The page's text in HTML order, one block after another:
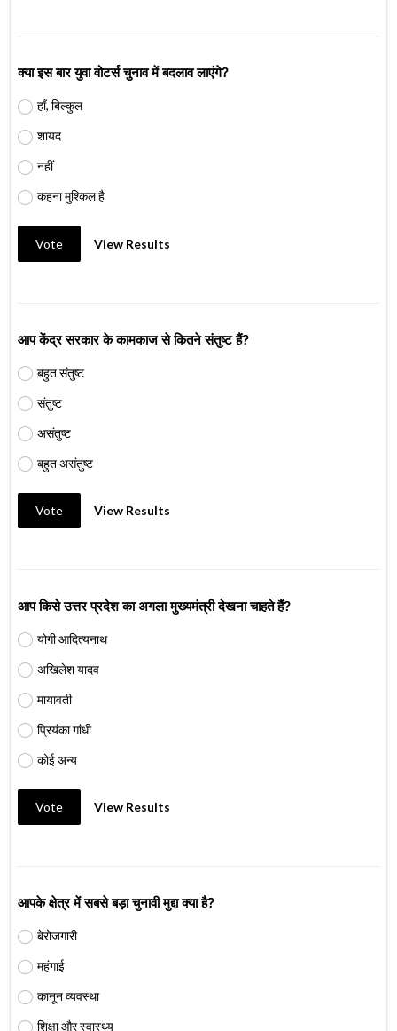
क्या इस बार युवा वोटर्स चुनाव में बदलाव लाएंगे?
हाँ, बिल्कुल
शायद
नहीं
कहना मुश्किल है
Vote View Results
आप केंद्र सरकार के कामकाज से कितने संतुष्ट हैं?
बहुत संतुष्ट
संतुष्ट
असंतुष्ट
बहुत असंतुष्ट
Vote View Results
आप किसे उत्तर प्रदेश का अगला मुख्यमंत्री देखना चाहते हैं?
योगी आदित्यनाथ
अखिलेश यादव
मायावती
प्रियंका गांधी
कोई अन्य
Vote View Results
आपके क्षेत्र में सबसे बड़ा चुनावी मुद्दा क्या है?
बेरोजगारी
महंगाई
कानून व्यवस्था
शिक्षा और स्वास्थ्य